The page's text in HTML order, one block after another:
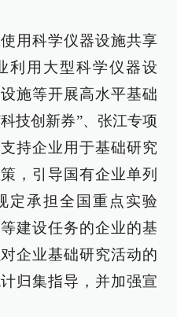
用科学仪器设施共享
利用大型科学仪器设
施等开展高水平基础
技创新券”、张江专项
持企业用于基础研究
，引导国有企业单列
定承担全国重点实验
建设任务的企业的基
企业基础研究活动的
归集指导，并加强宣